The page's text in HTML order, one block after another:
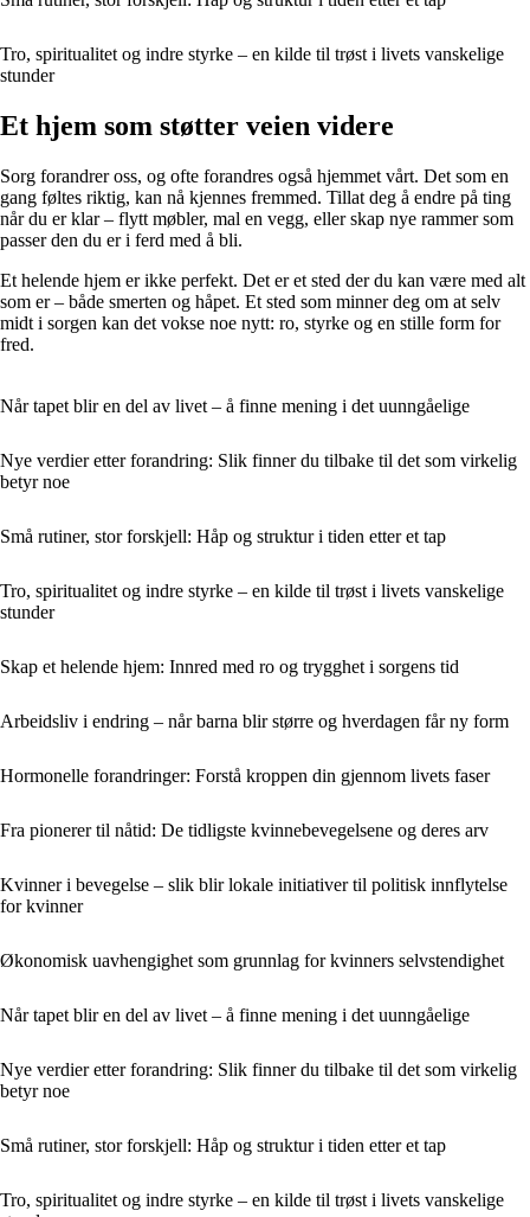
Tro, spiritualitet og indre styrke – en kilde til trøst i livets vanskelige
stunder
Et hjem som støtter veien videre
Sorg forandrer oss, og ofte forandres også hjemmet vårt. Det som en
gang føltes riktig, kan nå kjennes fremmed. Tillat deg å endre på ting
når du er klar – flytt møbler, mal en vegg, eller skap nye rammer som
passer den du er i ferd med å bli.
Et helende hjem er ikke perfekt. Det er et sted der du kan være med alt
som er – både smerten og håpet. Et sted som minner deg om at selv
midt i sorgen kan det vokse noe nytt: ro, styrke og en stille form for
fred.
Når tapet blir en del av livet – å finne mening i det uunngåelige
Nye verdier etter forandring: Slik finner du tilbake til det som virkelig
betyr noe
Små rutiner, stor forskjell: Håp og struktur i tiden etter et tap
Tro, spiritualitet og indre styrke – en kilde til trøst i livets vanskelige
stunder
Skap et helende hjem: Innred med ro og trygghet i sorgens tid
Arbeidsliv i endring – når barna blir større og hverdagen får ny form
Hormonelle forandringer: Forstå kroppen din gjennom livets faser
Fra pionerer til nåtid: De tidligste kvinnebevegelsene og deres arv
Kvinner i bevegelse – slik blir lokale initiativer til politisk innflytelse
for kvinner
Økonomisk uavhengighet som grunnlag for kvinners selvstendighet
Når tapet blir en del av livet – å finne mening i det uunngåelige
Nye verdier etter forandring: Slik finner du tilbake til det som virkelig
betyr noe
Små rutiner, stor forskjell: Håp og struktur i tiden etter et tap
Tro, spiritualitet og indre styrke – en kilde til trøst i livets vanskelige